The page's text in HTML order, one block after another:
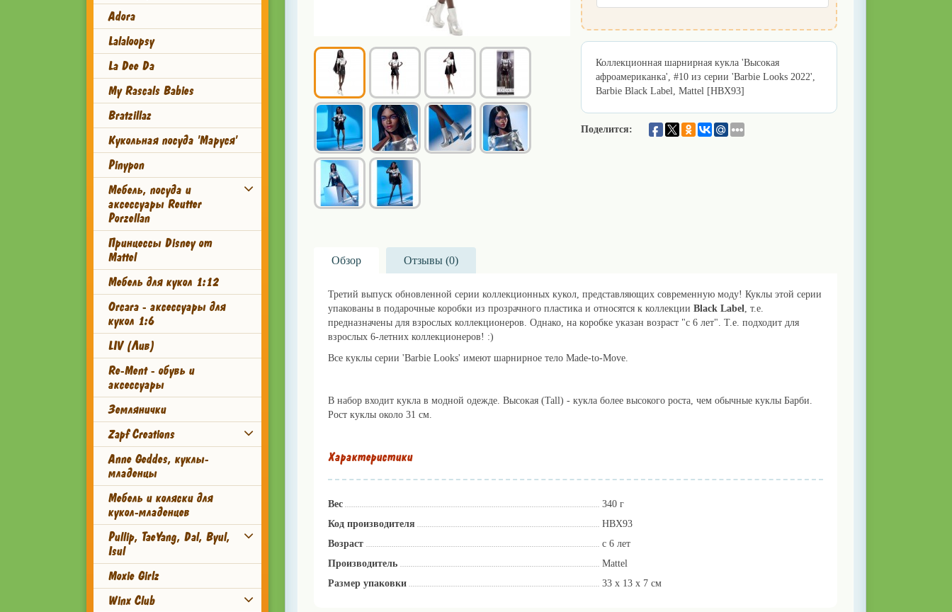
Adora
Lalaloopsy
La Dee Da
My Rascals Babies
Bratzillaz
Кукольная посуда 'Маруся'
Pinypon
Мебель, посуда и
аксессуары Reutter
Porzellan
Принцессы Disney от
Mattel
Мебель для кукол 1:12
Orcara - аксессуары для
кукол 1:6
LIV (Лив)
Re-Ment - обувь и
аксессуары
Землянички
Zapf Creations
Anne Geddes, куклы-
младенцы
Мебель и коляски для
кукол-младенцев
Pullip, TaeYang, Dal, Byul,
Isul
Moxie Girlz
Winx Club
Коллекционная шарнирная кукла 'Высокая
афроамериканка', #10 из серии 'Barbie Looks 2022',
Barbie Black Label, Mattel [HBX93]
Поделится:
Обзор Отзывы (0)
Третий выпуск обновленной серии коллекционных кукол, представляющих современную моду! Куклы этой серии
упакованы в подарочные коробки из прозрачного пластика и относятся к коллекции Black Label , т.е.
предназначены для взрослых коллекционеров. Однако, на коробке указан возраст "с 6 лет". Т.е. подходит для
взрослых 6-летних коллекционеров! :)
Все куклы серии 'Barbie Looks' имеют шарнирное тело Made-to-Move.
В набор входит кукла в модной одежде. Высокая (Tall) - кукла более высокого роста, чем обычные куклы Барби.
Рост куклы около 31 см.
Характеристики
Вес
340 г
Код производителя
HBX93
Возраст
с 6 лет
Производитель
Mattel
Размер упаковки
33 x 13 x 7 см